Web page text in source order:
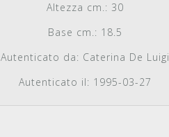
Altezza cm.: 30
Base cm.: 18.5
Autenticato da: Caterina De Luigi
Autenticato il: 1995-03-27